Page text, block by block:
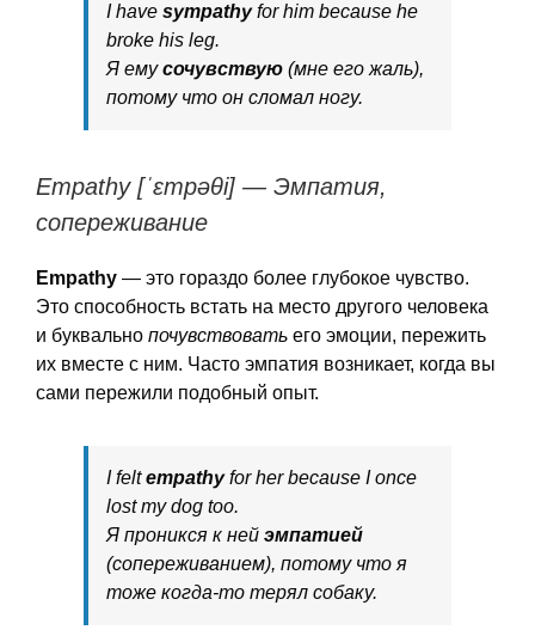
I have sympathyfor him because he
broke his leg.
Я емусочувствую (мне его жаль),
потому что он сломал ногу.
Empathy [ˈɛmpəθi] — Эмпатия,
сопереживание
Empathy — это гораздо более глубокое чувство.
Это способность встать на место другого человека
и буквально почувствовать его эмоции, пережить
их вместе с ним. Часто эмпатия возникает, когда вы
сами пережили подобный опыт.
I feltempathyfor her because I once
lost my dog too.
Я проникся к ней эмпатией
(сопереживанием), потому что я
тоже когда-то терял собаку.